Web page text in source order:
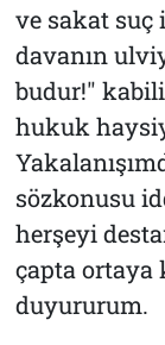
ve sakat suç
davanın
budur!"
hukuk
sözkonusu
herşeyi
çapta ortaya
duyururum.